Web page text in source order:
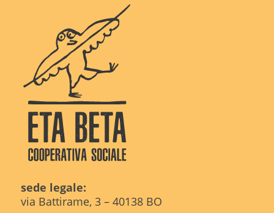
sede legale:
via Battirame, 3 – 40138 BO